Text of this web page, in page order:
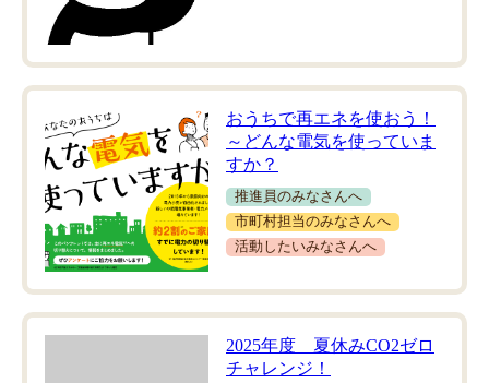
おうちで再エネを使おう！
～どんな電気を使っていま
すか？
推進員のみなさんへ
市町村担当のみなさんへ
活動したいみなさんへ
2025年度 夏休みCO2ゼロ
チャレンジ！